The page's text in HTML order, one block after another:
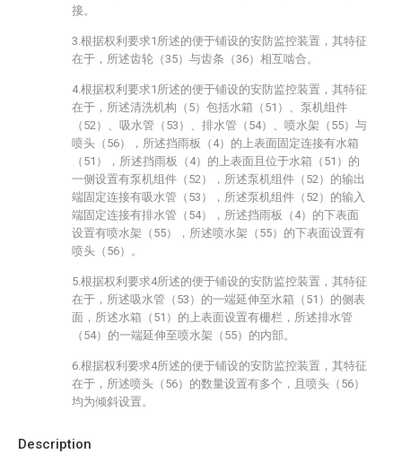
Description
接。
3.根据权利要求1所述的便于铺设的安防监控装置，其特征
在于，所述齿轮（35）与齿条（36）相互啮合。
4.根据权利要求1所述的便于铺设的安防监控装置，其特征
在于，所述清洗机构（5）包括水箱（51）、泵机组件
（52）、吸水管（53）、排水管（54）、喷水架（55）与
喷头（56），所述挡雨板（4）的上表面固定连接有水箱
（51），所述挡雨板（4）的上表面且位于水箱（51）的
一侧设置有泵机组件（52），所述泵机组件（52）的输出
端固定连接有吸水管（53），所述泵机组件（52）的输入
端固定连接有排水管（54），所述挡雨板（4）的下表面
设置有喷水架（55），所述喷水架（55）的下表面设置有
喷头（56）。
5.根据权利要求4所述的便于铺设的安防监控装置，其特征
在于，所述吸水管（53）的一端延伸至水箱（51）的侧表
面，所述水箱（51）的上表面设置有栅栏，所述排水管
（54）的一端延伸至喷水架（55）的内部。
6.根据权利要求4所述的便于铺设的安防监控装置，其特征
在于，所述喷头（56）的数量设置有多个，且喷头（56）
均为倾斜设置。